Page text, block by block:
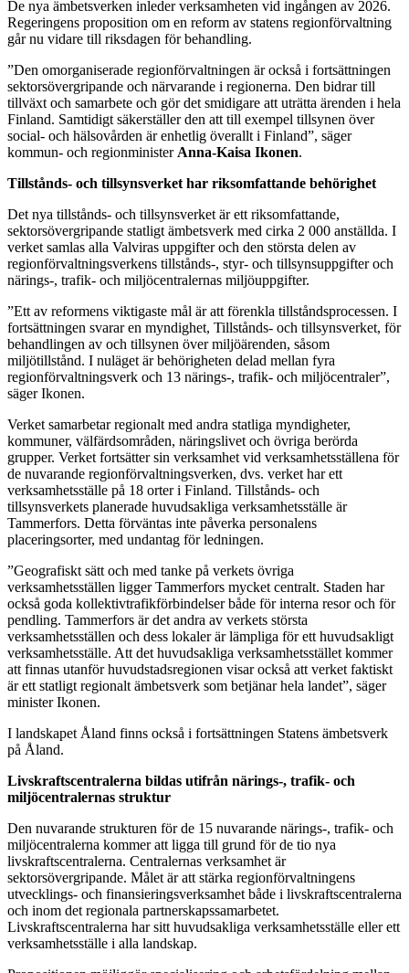
De nya ämbetsverken inleder verksamheten vid ingången av 2026.
Regeringens proposition om en reform av statens regionförvaltning
går nu vidare till riksdagen för behandling.
”Den omorganiserade regionförvaltningen är också i fortsättningen
sektorsövergripande och närvarande i regionerna. Den bidrar till
tillväxt och samarbete och gör det smidigare att uträtta ärenden i hela
Finland. Samtidigt säkerställer den att till exempel tillsynen över
social- och hälsovården är enhetlig överallt i Finland”, säger
kommun- och regionminister Anna-Kaisa Ikonen.
Tillstånds- och tillsynsverket har riksomfattande behörighet
Det nya tillstånds- och tillsynsverket är ett riksomfattande,
sektorsövergripande statligt ämbetsverk med cirka 2 000 anställda. I
verket samlas alla Valviras uppgifter och den största delen av
regionförvaltningsverkens tillstånds-, styr- och tillsynsuppgifter och
närings-, trafik- och miljöcentralernas miljöuppgifter.
”Ett av reformens viktigaste mål är att förenkla tillståndsprocessen. I
fortsättningen svarar en myndighet, Tillstånds- och tillsynsverket, för
behandlingen av och tillsynen över miljöärenden, såsom
miljötillstånd. I nuläget är behörigheten delad mellan fyra
regionförvaltningsverk och 13 närings-, trafik- och miljöcentraler”,
säger Ikonen.
Verket samarbetar regionalt med andra statliga myndigheter,
kommuner, välfärdsområden, näringslivet och övriga berörda
grupper. Verket fortsätter sin verksamhet vid verksamhetsställena för
de nuvarande regionförvaltningsverken, dvs. verket har ett
verksamhetsställe på 18 orter i Finland. Tillstånds- och
tillsynsverkets planerade huvudsakliga verksamhetsställe är
Tammerfors. Detta förväntas inte påverka personalens
placeringsorter, med undantag för ledningen.
”Geografiskt sätt och med tanke på verkets övriga
verksamhetsställen ligger Tammerfors mycket centralt. Staden har
också goda kollektivtrafikförbindelser både för interna resor och för
pendling. Tammerfors är det andra av verkets största
verksamhetsställen och dess lokaler är lämpliga för ett huvudsakligt
verksamhetsställe. Att det huvudsakliga verksamhetsstället kommer
att finnas utanför huvudstadsregionen visar också att verket faktiskt
är ett statligt regionalt ämbetsverk som betjänar hela landet”, säger
minister Ikonen.
I landskapet Åland finns också i fortsättningen Statens ämbetsverk
på Åland.
Livskraftscentralerna bildas utifrån närings-, trafik- och
miljöcentralernas struktur
Den nuvarande strukturen för de 15 nuvarande närings-, trafik- och
miljöcentralerna kommer att ligga till grund för de tio nya
livskraftscentralerna. Centralernas verksamhet är
sektorsövergripande. Målet är att stärka regionförvaltningens
utvecklings- och finansieringsverksamhet både i livskraftscentralerna
och inom det regionala partnerskapssamarbetet.
Livskraftscentralerna har sitt huvudsakliga verksamhetsställe eller ett
verksamhetsställe i alla landskap.